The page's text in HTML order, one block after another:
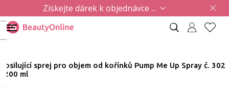
Získejte dárek k objednávce ...
Posilující sprej pro objem od kořínků Pump Me Up Spray č. 302
| 200 ml